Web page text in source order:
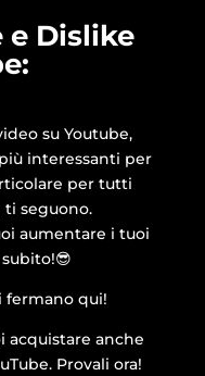
e Dislike
su Youtube,
interessanti per
per tutti
ti seguono.
aumentare i tuoi
😎
fermano qui!
acquistare anche
Provali ora!